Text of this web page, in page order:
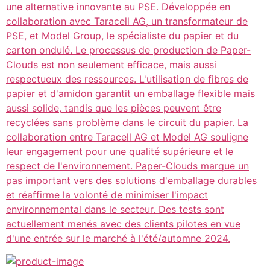
une alternative innovante au PSE. Développée en
collaboration avec Taracell AG, un transformateur de
PSE, et Model Group, le spécialiste du papier et du
carton ondulé. Le processus de production de Paper-
Clouds est non seulement efficace, mais aussi
respectueux des ressources. L'utilisation de fibres de
papier et d'amidon garantit un emballage flexible mais
aussi solide, tandis que les pièces peuvent être
recyclées sans problème dans le circuit du papier. La
collaboration entre Taracell AG et Model AG souligne
leur engagement pour une qualité supérieure et le
respect de l'environnement. Paper-Clouds marque un
pas important vers des solutions d'emballage durables
et réaffirme la volonté de minimiser l'impact
environnemental dans le secteur. Des tests sont
actuellement menés avec des clients pilotes en vue
d'une entrée sur le marché à l'été/automne 2024.